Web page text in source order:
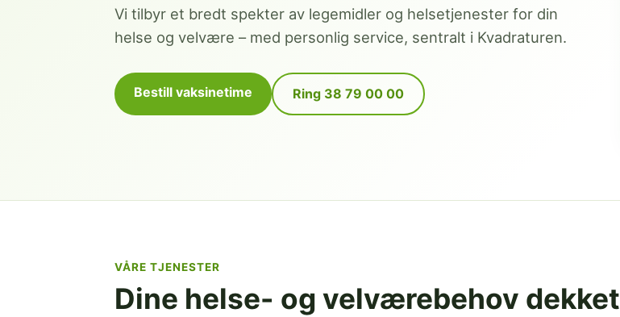
Vi tilbyr et bredt spekter av legemidler og helsetjenester for din
helse og velvære – med personlig service, sentralt i Kvadraturen.
Bestill vaksinetime Ring 38 79 00 00
VÅRE TJENESTER
Dine helse- og velværebehov dekket